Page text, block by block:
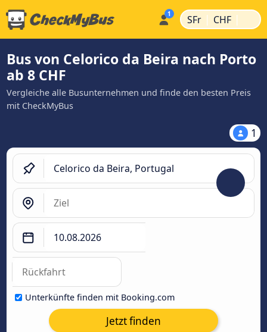
SFr | CHF |
Bus von Celorico da Beira nach Porto
ab 8 CHF
Vergleiche alle Busunternehmen und finde den besten Preis
mit CheckMyBus
1
Unterkünfte finden mit Booking.com
Jetzt finden